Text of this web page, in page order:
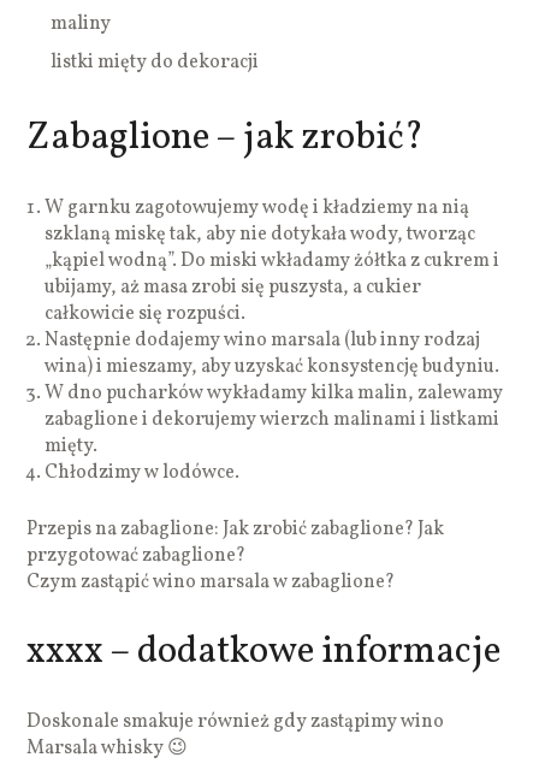
maliny
listki mięty do dekoracji
Zabaglione – jak zrobić?
W garnku zagotowujemy wodę i kładziemy na nią
szklaną miskę tak, aby nie dotykała wody, tworząc
„kąpiel wodną”. Do miski wkładamy żółtka z cukrem i
ubijamy, aż masa zrobi się puszysta, a cukier
całkowicie się rozpuści.
Następnie dodajemy wino marsala (lub inny rodzaj
wina) i mieszamy, aby uzyskać konsystencję budyniu.
W dno pucharków wykładamy kilka malin, zalewamy
zabaglione i dekorujemy wierzch malinami i listkami
mięty.
Chłodzimy w lodówce.
Przepis na zabaglione: Jak zrobić zabaglione? Jak
przygotować zabaglione?
Czym zastąpić wino marsala w zabaglione?
xxxx – dodatkowe informacje
Doskonale smakuje również gdy zastąpimy wino
Marsala whisky 😉